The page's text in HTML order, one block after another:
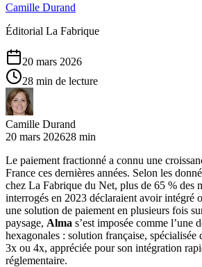
Camille Durand
Éditorial La Fabrique
20 mars 2026
28 min de lecture
Camille Durand
20 mars 202628 min
Le paiement fractionné a connu une
France ces dernières années. Selon les
chez La Fabrique du Net, plus de 65 % des
interrogés en 2023 déclaraient avoir intégré
une solution de paiement en plusieurs fois
paysage, Alma s’est imposée comme l’une
hexagonales : solution française, spécialisée
3x ou 4x, appréciée pour son intégration
réglementaire.